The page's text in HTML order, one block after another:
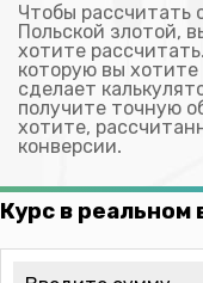
Чтобы рассчитать
Польской злотой,
хотите
которую вы хотите
сделает
получите точную
хотите,
конверсии.
Курс в реальном